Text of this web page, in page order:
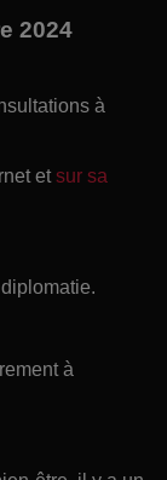
2024
à
et sur sa
à